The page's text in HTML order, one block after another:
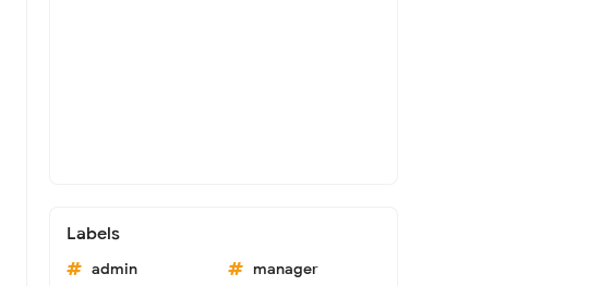
Labels
admin
manager